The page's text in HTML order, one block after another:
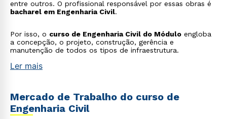
entre outros. O profissional responsável por essas obras é
bacharel em Engenharia Civil.
Por isso, o curso de Engenharia Civil do Módulo engloba
a concepção, o projeto, construção, gerência e
manutenção de todos os tipos de infraestrutura.
Ler mais
Mercado de Trabalho do curso de
Engenharia Civil